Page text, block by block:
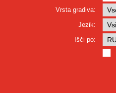
Vrsta gradiva:
Jezik:
Išči po: